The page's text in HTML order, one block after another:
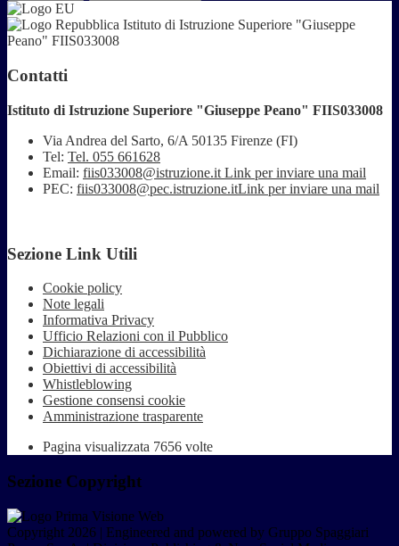
Istituto di Istruzione Superiore "Giuseppe
Peano" FIIS033008
Contatti
Istituto di Istruzione Superiore "Giuseppe Peano" FIIS033008
Via Andrea del Sarto, 6/A 50135 Firenze (FI)
Tel: Tel. 055 661628
Email: fiis033008@istruzione.it Link per inviare una mail
PEC: fiis033008@pec.istruzione.itLink per inviare una mail
Sezione Link Utili
Cookie policy
Note legali
Informativa Privacy
Ufficio Relazioni con il Pubblico
Dichiarazione di accessibilità
Obiettivi di accessibilità
Whistleblowing
Gestione consensi cookie
Amministrazione trasparente
Pagina visualizzata 7656 volte
Sezione Copyright
Copyright 2026 | Engineered and powered by Gruppo Spaggiari